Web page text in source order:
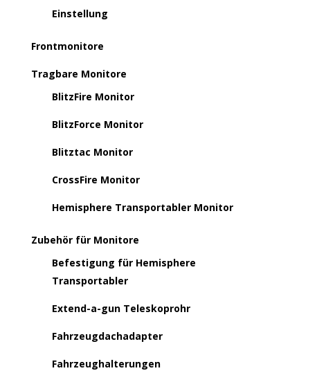
Einstellung
Frontmonitore
Tragbare Monitore
BlitzFire Monitor
BlitzForce Monitor
Blitztac Monitor
CrossFire Monitor
Hemisphere Transportabler Monitor
Zubehör für Monitore
Befestigung für Hemisphere
Transportabler
Extend-a-gun Teleskoprohr
Fahrzeugdachadapter
Fahrzeughalterungen